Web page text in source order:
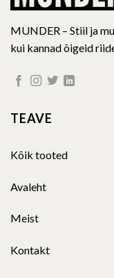
MUNDER – Stiil ja
kui kannad õigeid
TEAVE
Kõik tooted
Avaleht
Meist
Kontakt